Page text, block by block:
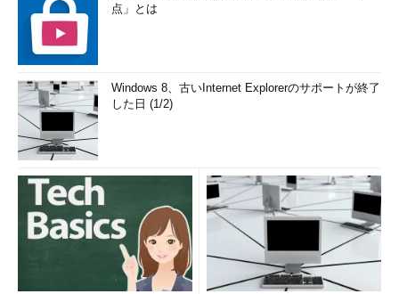
点」とは
Windows 8、古いInternet Explorerのサポートが終了
した日 (1/2)